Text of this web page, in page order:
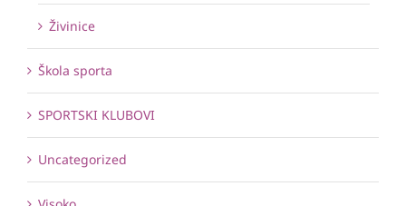
Živinice
Škola sporta
SPORTSKI KLUBOVI
Uncategorized